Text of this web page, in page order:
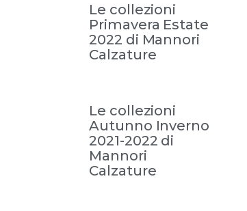
Le collezioni
Primavera Estate
2022 di Mannori
Calzature
Le collezioni
Autunno Inverno
2021-2022 di
Mannori
Calzature